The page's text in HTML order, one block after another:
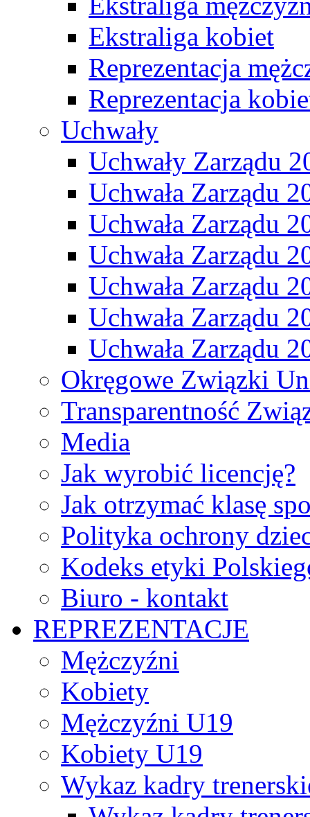
Ekstraliga kobiet
Reprezentacja
Reprezentacja
Uchwały
Uchwały Zarządu
Uchwała Zarządu
Uchwała Zarządu
Uchwała Zarządu
Uchwała Zarządu
Uchwała Zarządu
Uchwała Zarządu
Okręgowe Związki
Transparentność
Media
Jak wyrobić licencję?
Jak otrzymać klasę
Polityka ochrony
Kodeks etyki
Biuro - kontakt
REPREZENTACJE
Mężczyźni
Kobiety
Mężczyźni U19
Kobiety U19
Wykaz kadry